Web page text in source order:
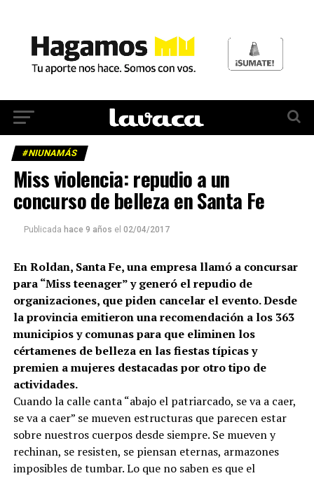
#NIUNAMÁS
Miss violencia: repudio a un
concurso de belleza en Santa Fe
Publicada hace 9 años el 02/04/2017
En Roldan, Santa Fe, una empresa llamó a concursar
para “Miss teenager” y generó el repudio de
organizaciones, que piden cancelar el evento. Desde
la provincia emitieron una recomendación a los 363
municipios y comunas para que eliminen los
cértamenes de belleza en las fiestas típicas y
premien a mujeres destacadas por otro tipo de
actividades.
Cuando la calle canta “abajo el patriarcado, se va a caer,
se va a caer” se mueven estructuras que parecen estar
sobre nuestros cuerpos desde siempre. Se mueven y
rechinan, se resisten, se piensan eternas, armazones
imposibles de tumbar. Lo que no saben es que el